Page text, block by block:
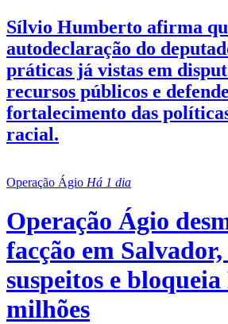
Sílvio Humberto afirma
autodeclaração do
práticas já vistas em
recursos públicos e
fortalecimento das
racial.
Operação Ágio Há 1 dia
Operação Ágio
facção em
suspeitos e bloqueia
milhões